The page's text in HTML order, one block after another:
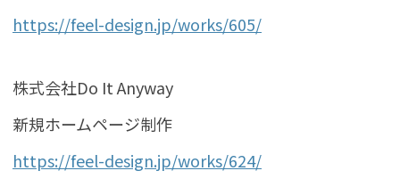
https://feel-design.jp/works/605/
株式会社Do It Anyway
新規ホームページ制作
https://feel-design.jp/works/624/